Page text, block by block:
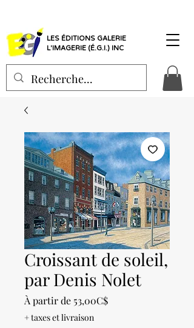
LES ÉDITIONS GALERIE
L'IMAGERIE (É.G.I.) INC
Croissant de soleil,
par Denis Nolet
À partir de 53,00C$Prix
+ taxes et livraison